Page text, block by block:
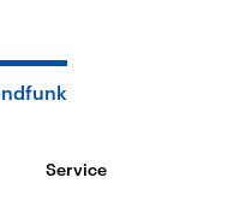
Service